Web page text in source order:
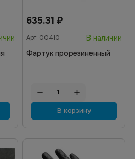
635.31 ₽
Арт. 00410
В наличии
Фартук прорезиненный
В корзину